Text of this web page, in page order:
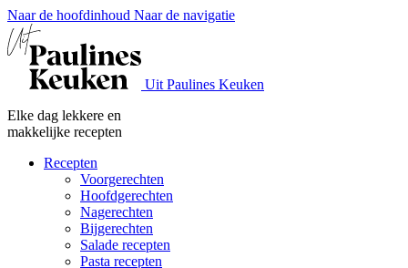
Naar de hoofdinhoud Naar de navigatie
Uit Paulines Keuken
Elke dag lekkere en
makkelijke recepten
Recepten
Voorgerechten
Hoofdgerechten
Nagerechten
Bijgerechten
Salade recepten
Pasta recepten